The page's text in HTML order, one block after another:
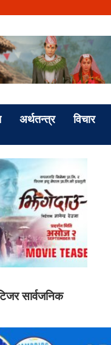
अर्थतन्त्र विचार
सार्वजनिक